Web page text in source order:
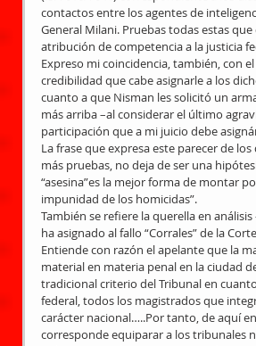
contactos entre los agentes de
General Milani. Pruebas todas estas
atribución de competencia a la justicia
Expreso mi coincidencia, también, con
credibilidad que cabe asignarle a los
cuanto a que Nisman les solicitó un
más arriba –al considerar el último
participación que a mi juicio debe
La frase que expresa este parecer de
más pruebas, no deja de ser una
“asesina”es la mejor forma de montar
impunidad de los homicidas”.
También se refiere la querella en
ha asignado al fallo “Corrales” de la
Entiende con razón el apelante que la
material en materia penal en la ciudad
tradicional criterio del Tribunal en
federal, todos los magistrados que
carácter nacional…..Por tanto, de aquí
corresponde equiparar a los tribunales